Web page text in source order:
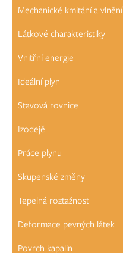
Mechanické kmitání a vlnění
Látkové charakteristiky
Vnitřní energie
Ideální plyn
Stavová rovnice
Izodejě
Práce plynu
Skupenské změny
Tepelná roztažnost
Deformace pevných látek
Povrch kapalin